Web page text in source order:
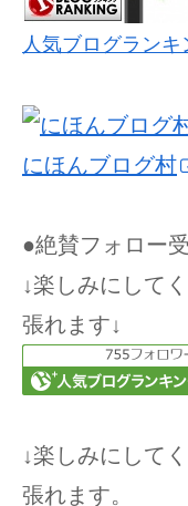
人気ブログランキ
にほんブログ村
●絶賛フォロー
↓楽しみにして
張れます↓
↓楽しみにして
張れます。